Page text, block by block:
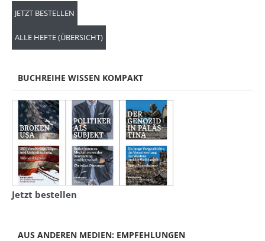
JETZT BESTELLEN
ALLE HEFTE (ÜBERSICHT)
BUCHREIHE WISSEN KOMPAKT
Jetzt bestellen
AUS ANDEREN MEDIEN: EMPFEHLUNGEN